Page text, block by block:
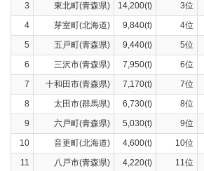
3
東北町(青森県) 14,200(t) 3位
4
芽室町(北海道) 9,840(t) 4位
5
五戸町(青森県) 9,440(t) 5位
6
三沢市(青森県) 7,950(t) 6位
7
十和田市(青森県) 7,170(t) 7位
8
太田市(群馬県) 6,730(t) 8位
9
六戸町(青森県) 5,030(t) 9位
10
音更町(北海道) 4,600(t) 10位
11
八戸市(青森県) 4,220(t) 11位